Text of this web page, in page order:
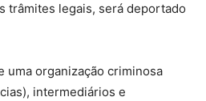
trâmites legais, será deportado
uma organização criminosa
intermediários e